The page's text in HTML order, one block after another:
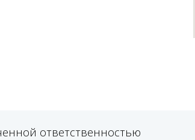
ответственностью